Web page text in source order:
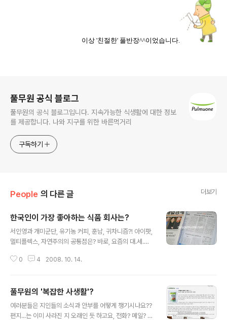
이상 '친절한' 풀반장^^이었습니다.
풀무원 공식 블로그
풀무원의 공식 블로그입니다. 지속가능한 식생활에 대한 정보
를 제공합니다. 나와 지구를 위한 바른먹거리
구독하기
People 의 다른 글 더보기
한국인이 가장 좋아하는 식품 회사는?
서인영과 개미군단, 유기농 커피, 훈남, 귀차니즘?! 아이팟,
멀티플렉스, 자연주의의 공통점은? 바로, 요즘의 대.세.라
WS)에서 정기적으로 소비자 선호도를 조사해 내는 마켓
조사'에서 소비자들이 가장 선호하는 식품업체로 풀무원이
선정되었다고 합니다.매일경제 신문을 펼쳐보던 풀반장,
이 기사를 보고 깜-딱! 놀랐습니다. ↑ 매일경제 10
0 4 2008. 10. 14.
풀무원의 '복잡한 사생활'?
여러분들은 지인들의 소식과 안부를 어떻게 챙기시나요??
편지...는 이미 사라진 지 오래인 듯 하고요, 전화? 메일? 메